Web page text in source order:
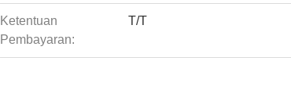
Ketentuan
Pembayaran:
T/T